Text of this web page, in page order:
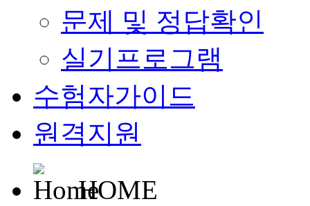
문제 및 정답확인
실기프로그램
수험자가이드
원격지원
HOME